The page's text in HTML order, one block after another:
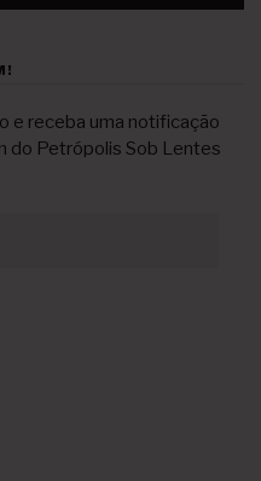
e receba uma notificação
do Petrópolis Sob Lentes